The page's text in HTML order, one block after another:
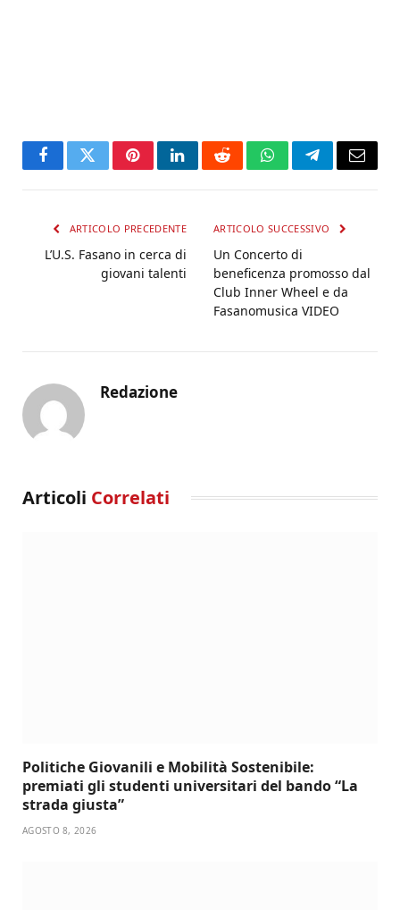
FacebookTwitterPinterestLinkedInRedditWhatsAppTelegramEmail
ARTICOLO PRECEDENTE
L’U.S. Fasano in cerca di
giovani talenti
ARTICOLO SUCCESSIVO
Un Concerto di
beneficenza promosso dal
Club Inner Wheel e da
Fasanomusica VIDEO
Redazione
Articoli Correlati
Politiche Giovanili e Mobilità Sostenibile:
premiati gli studenti universitari del bando “La
strada giusta”
AGOSTO 8, 2026